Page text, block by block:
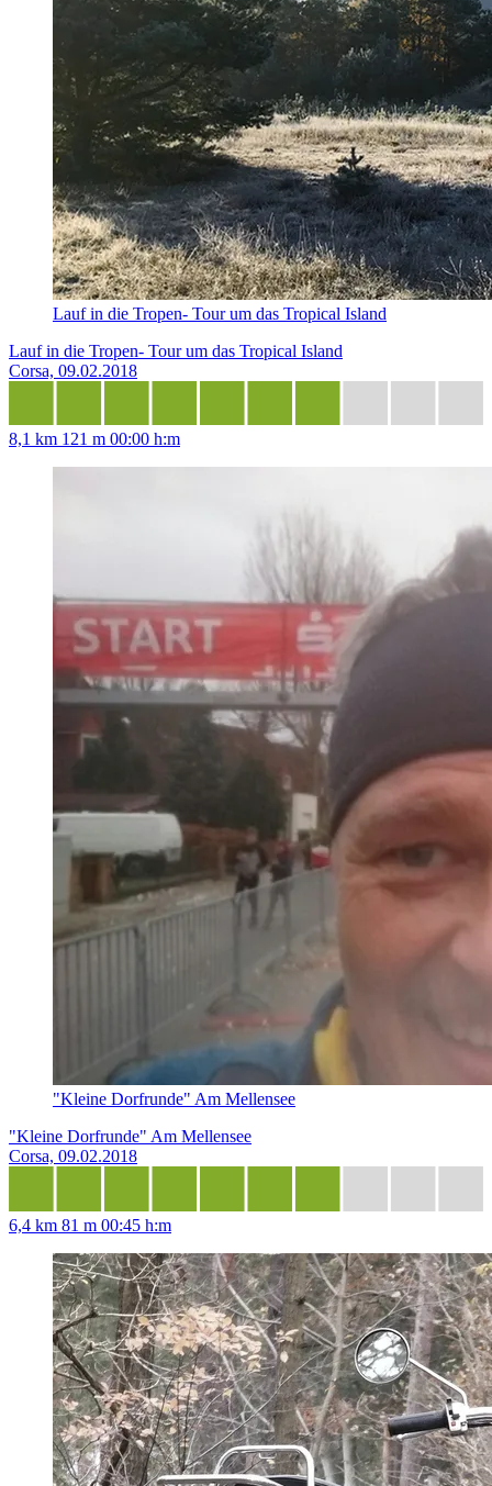
Lauf in die Tropen- Tour um das Tropical Island
Lauf in die Tropen- Tour um das Tropical Island
Corsa, 09.02.2018
8,1 km 121 m 00:00 h:m
"Kleine Dorfrunde" Am Mellensee
"Kleine Dorfrunde" Am Mellensee
Corsa, 09.02.2018
6,4 km 81 m 00:45 h:m